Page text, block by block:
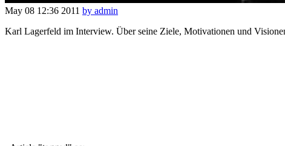
May 08 12:36 2011 by admin
Karl Lagerfeld im Interview. Über seine Ziele, Motivationen und